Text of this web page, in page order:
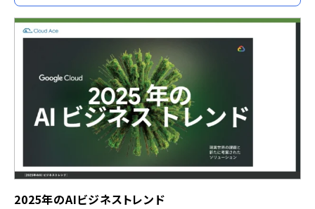
2025年のAIビジネストレンド